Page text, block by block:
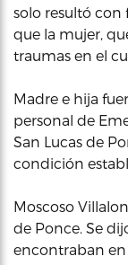
solo resultó con
que la mujer,
traumas en el
Madre e hija
personal de
San Lucas de
condición
Moscoso
de Ponce. Se
encontraban en